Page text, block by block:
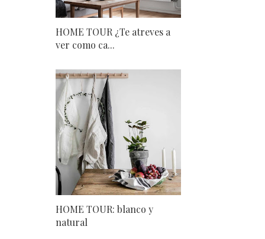
HOME TOUR ¿Te atreves a
ver como ca...
HOME TOUR: blanco y
natural